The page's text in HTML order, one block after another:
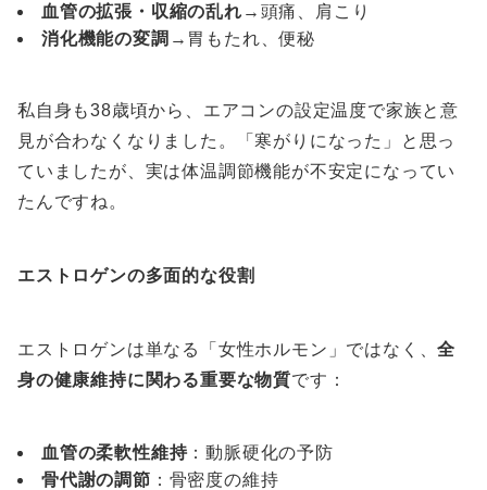
血管の拡張・収縮の乱れ →頭痛、肩こり
消化機能の変調 →胃もたれ、便秘
私自身も38歳頃から、エアコンの設定温度で家族と意
見が合わなくなりました。「寒がりになった」と思っ
ていましたが、実は体温調節機能が不安定になってい
たんですね。
エストロゲンの多面的な役割
エストロゲンは単なる「女性ホルモン」ではなく、全
身の健康維持に関わる重要な物質です：
血管の柔軟性維持：動脈硬化の予防
骨代謝の調節 ：骨密度の維持